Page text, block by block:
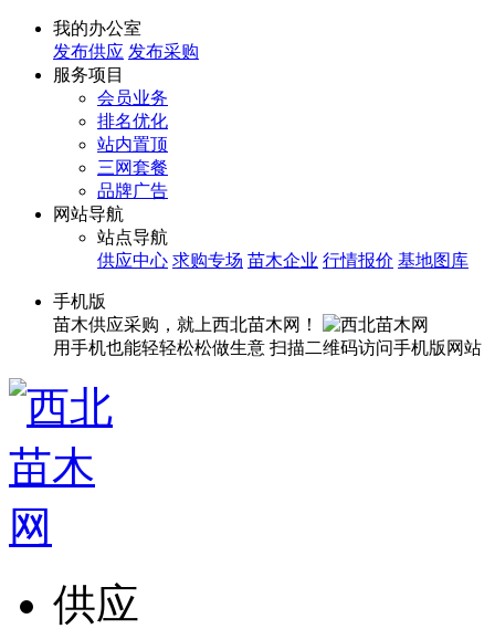
我的办公室
发布供应 发布采购
服务项目
会员业务
排名优化
站内置顶
三网套餐
品牌广告
网站导航
站点导航
供应中心 求购专场 苗木企业 行情报价 基地图库
手机版
苗木供应采购，就上西北苗木网！
用手机也能轻轻松松做生意 扫描二维码访问手机版网站
供应